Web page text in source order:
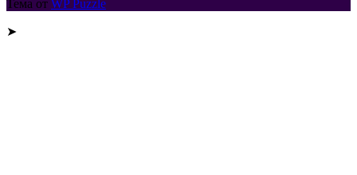
Тема от WP Puzzle
➤